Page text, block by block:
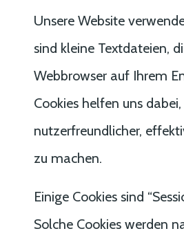
Unsere Website
sind kleine Textdateien,
Webbrowser auf Ihrem
Cookies helfen uns
nutzerfreundlicher,
zu machen.
Einige Cookies sind
Solche Cookies werden